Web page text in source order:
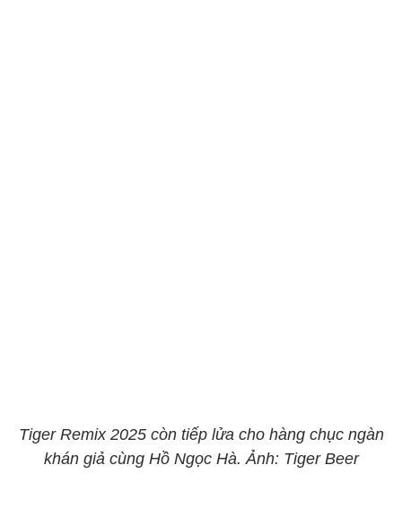
Tiger Remix 2025 còn tiếp lửa cho hàng chục ngàn
khán giả cùng Hồ Ngọc Hà. Ảnh: Tiger Beer